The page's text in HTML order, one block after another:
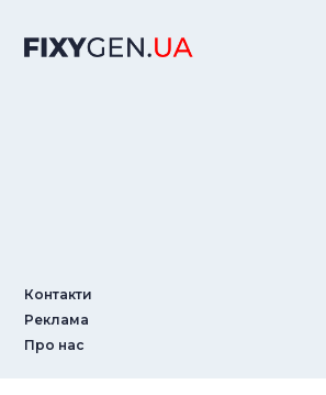
Контакти
Реклама
Про нас